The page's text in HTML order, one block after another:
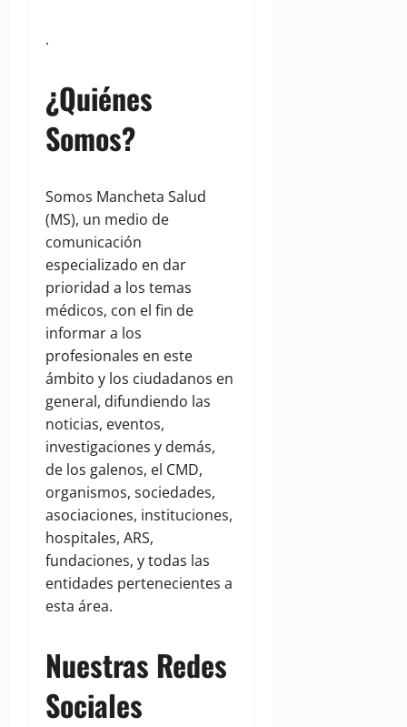
.
¿Quiénes
Somos?
Somos Mancheta Salud
(MS), un medio de
comunicación
especializado en dar
prioridad a los temas
médicos, con el fin de
informar a los
profesionales en este
ámbito y los ciudadanos en
general, difundiendo las
noticias, eventos,
investigaciones y demás,
de los galenos, el CMD,
organismos, sociedades,
asociaciones, instituciones,
hospitales, ARS,
fundaciones, y todas las
entidades pertenecientes a
esta área.
Nuestras Redes
Sociales